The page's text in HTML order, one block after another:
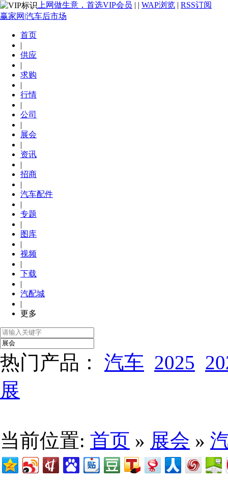
上网做生意，首选VIP会员 | | WAP浏览 | RSS订阅
赢家网|汽车后市场
首页
|
供应
|
求购
|
行情
|
公司
|
展会
|
资讯
|
招商
|
汽车配件
|
专题
|
图库
|
视频
|
下载
|
汽配城
|
更多
热门产品： 汽车 2025
展
当前位置: 首页 » 展会 »